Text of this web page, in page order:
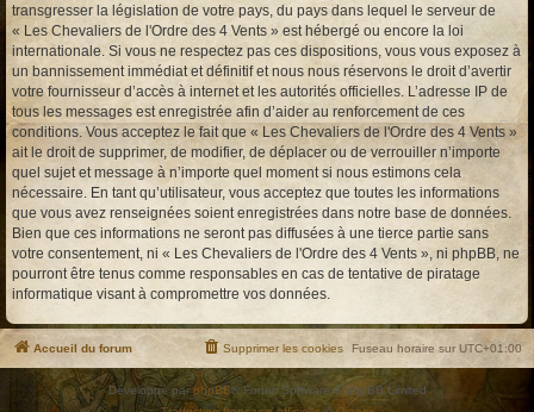
transgresser la législation de votre pays, du pays dans lequel le serveur de
« Les Chevaliers de l'Ordre des 4 Vents » est hébergé ou encore la loi
internationale. Si vous ne respectez pas ces dispositions, vous vous exposez à
un bannissement immédiat et définitif et nous nous réservons le droit d’avertir
votre fournisseur d’accès à internet et les autorités officielles. L’adresse IP de
tous les messages est enregistrée afin d’aider au renforcement de ces
conditions. Vous acceptez le fait que « Les Chevaliers de l'Ordre des 4 Vents »
ait le droit de supprimer, de modifier, de déplacer ou de verrouiller n’importe
quel sujet et message à n’importe quel moment si nous estimons cela
nécessaire. En tant qu’utilisateur, vous acceptez que toutes les informations
que vous avez renseignées soient enregistrées dans notre base de données.
Bien que ces informations ne seront pas diffusées à une tierce partie sans
votre consentement, ni « Les Chevaliers de l'Ordre des 4 Vents », ni phpBB, ne
pourront être tenus comme responsables en cas de tentative de piratage
informatique visant à compromettre vos données.
Accueil du forum Fuseau horaire surUTC+01:00
Supprimer les cookies
Développé parphpBB® Forum Software © phpBB Limited